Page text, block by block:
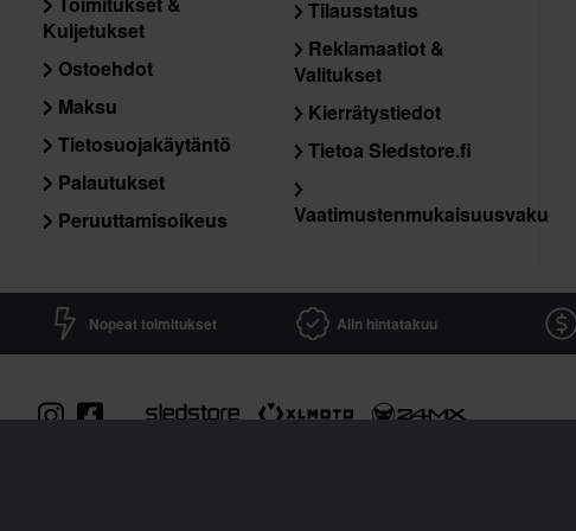
Kuljetukset
Ostoehdot
Maksu
Tietosuojakäytäntö
Palautukset
Peruuttamisoikeus
Tilausstatus
Reklamaatiot &
Valitukset
Kierrätystiedot
Tietoa Sledstore.fi
Vaatimustenmukaisuusvakuutus
Nopeat toimitukset Alin hintatakuu